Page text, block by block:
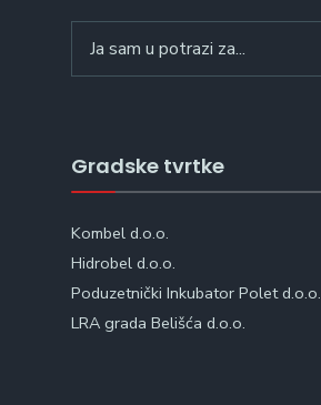
for:
Gradske tvrtke
Kombel d.o.o.
Hidrobel d.o.o.
Poduzetnički Inkubator Polet d.o.o.
LRA grada Belišća d.o.o.